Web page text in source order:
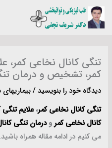
پرش
تنگی کانال نخاعی کمر،
کمر، تشخیص و درمان
دیدگاه‌ خود را بنویسید/
تنگی کانال نخاعی کمر،علایم
کانال نخاعی کمرودرمان تنگی
می کنیم در ادامه مقاله همراه باشید.